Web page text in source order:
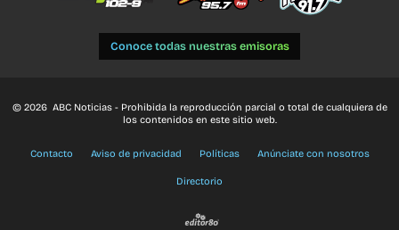
Conoce todas nuestras emisoras
© 2026 ABC Noticias - Prohibida la reproducción parcial o total de cualquiera de
los contenidos en este sitio web.
Contacto Aviso de privacidad Políticas Anúnciate con nosotros
Directorio